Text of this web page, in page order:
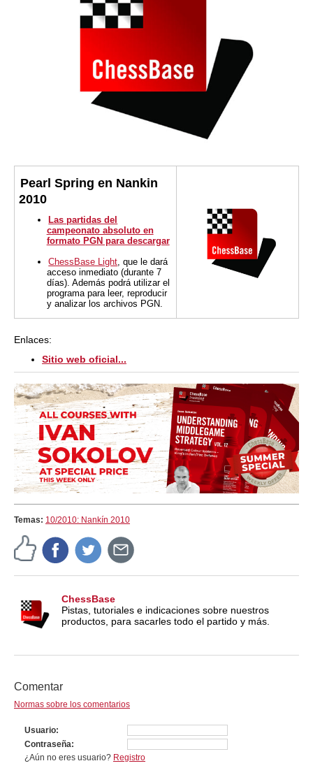
Pearl Spring en Nankin
2010
Las partidas del
campeonato absoluto en
formato PGN para descargar
ChessBase Light, que le dará
acceso inmediato (durante 7
días). Además podrá utilizar el
programa para leer, reproducir
y analizar los archivos PGN.
Enlaces:
Sitio web oficial...
Temas: 10/2010: Nankín 2010
ChessBase
Pistas, tutoriales e indicaciones sobre nuestros
productos, para sacarles todo el partido y más.
Comentar
Normas sobre los comentarios
Usuario
Contraseña
¿Aún no eres usuario? Registro